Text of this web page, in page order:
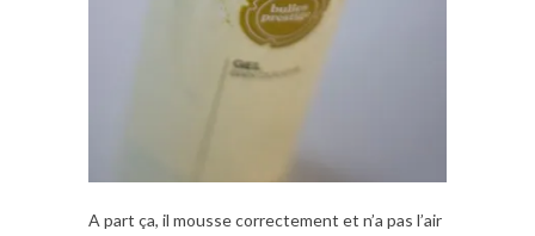
A part ça, il mousse correctement et n’a pas l’air